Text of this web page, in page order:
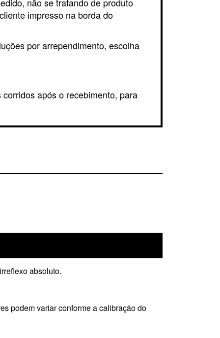
impresso na borda do
por arrependimento, escolha
após o recebimento, para
absoluto.
podem variar conforme a calibração do